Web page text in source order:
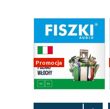
Promocja